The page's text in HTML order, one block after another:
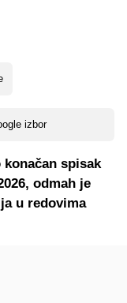
izbor
spisak
odmah je
u redovima